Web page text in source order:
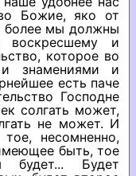
Божие, яко от
более мы должны
воскресшему и
которое во
знамениями и
есть паче
Господне
солгать может,
не может. И
несомненно,
быть, тое
Будет